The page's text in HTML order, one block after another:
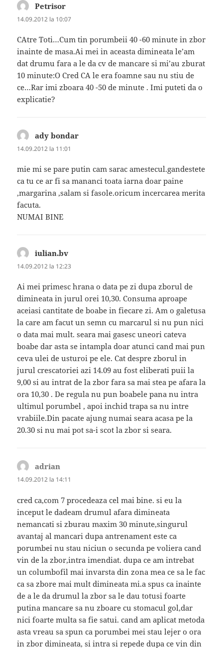
Petrisor
14.09.2012 la 10:07
CAtre Toti…Cum tin porumbeii 40 -60 minute in zbor
inainte de masa.Ai mei in aceasta dimineata le’am
dat drumu fara a le da cv de mancare si mi’au zburat
10 minute:O Cred CA le era foamne sau nu stiu de
ce…Rar imi zboara 40 -50 de minute . Imi puteti da o
explicatie?
ady bondar
14.09.2012 la 11:01
mie mi se pare putin cam sarac amestecul.gandestete
ca tu ce ar fi sa mananci toata iarna doar paine
,margarina ,salam si fasole.oricum incercarea merita
facuta.
NUMAI BINE
iulian.bv
14.09.2012 la 12:23
Ai mei primesc hrana o data pe zi dupa zborul de
dimineata in jurul orei 10,30. Consuma aproape
aceiasi cantitate de boabe in fiecare zi. Am o galetusa
la care am facut un semn cu marcarul si nu pun nici
o data mai mult. seara mai gasesc uneori cateva
boabe dar asta se intampla doar atunci cand mai pun
ceva ulei de usturoi pe ele. Cat despre zborul in
jurul crescatoriei azi 14.09 au fost eliberati puii la
9,00 si au intrat de la zbor fara sa mai stea pe afara la
ora 10,30 . De regula nu pun boabele pana nu intra
ultimul porumbel , apoi inchid trapa sa nu intre
vrabiile.Din pacate ajung numai seara acasa pe la
20.30 si nu mai pot sa-i scot la zbor si seara.
adrian
14.09.2012 la 14:11
cred ca,com 7 procedeaza cel mai bine. si eu la
inceput le dadeam drumul afara dimineata
nemancati si zburau maxim 30 minute,singurul
avantaj al mancari dupa antrenament este ca
porumbei nu stau niciun o secunda pe voliera cand
vin de la zbor,intra imendiat. dupa ce am intrebat
un columbofil mai invarsta din zona mea ce sa le fac
ca sa zbore mai mult dimineata mi.a spus ca inainte
de a le da drumul la zbor sa le dau totusi foarte
putina mancare sa nu zboare cu stomacul gol,dar
nici foarte multa sa fie satui. cand am aplicat metoda
asta vreau sa spun ca porumbei mei stau lejer o ora
in zbor dimineata, si intra si repede dupa ce vin din